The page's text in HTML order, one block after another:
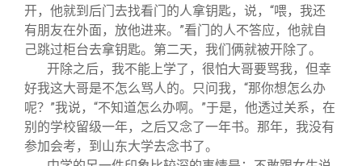
开，他就到后门去找看门的人拿钥匙，说，“喂，我还
有朋友在外面，放他进来。”看门的人不答应，他就自
己跳过柜台去拿钥匙。第二天，我们俩就被开除了。
开除之后，我不能上学了，很怕大哥要骂我，但幸
好我这大哥是不怎么骂人的。只问我，“那你想怎么办
呢？”我说，“不知道怎么办啊。”于是，他透过关系，在
别的学校留级一年，之后又念了一年书。那年，我没有
参加会考，到山东大学去念书了。